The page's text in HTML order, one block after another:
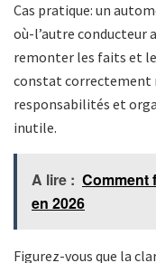
Cas pratique: un
où-l’autre conducteur
remonter les faits et
constat correctement
responsabilités et
inutile.
A lire : Comment
en 2026
Figurez-vous que la